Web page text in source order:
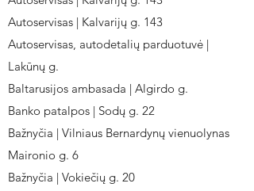
Autoservisas | Kalvarijų g. 143
Autoservisas, autodetalių parduotuvė |
Lakūnų g.
Baltarusijos ambasada | Algirdo g.
Banko patalpos | Sodų g. 22
Bažnyčia | Vilniaus Bernardynų vienuolynas
Maironio g. 6
Bažnyčia | Vokiečių g. 20